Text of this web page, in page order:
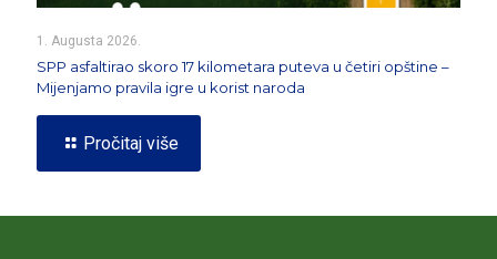
1. Augusta 2026.
SPP asfaltirao skoro 17 kilometara puteva u četiri opštine –
Mijenjamo pravila igre u korist naroda
Pročitaj više